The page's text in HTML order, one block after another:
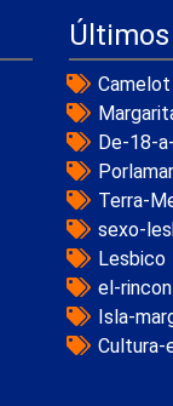
Camelot
De-18-
Porlamar
Terra-
sexo-
Lesbico
el-
Isla-
Cultura-